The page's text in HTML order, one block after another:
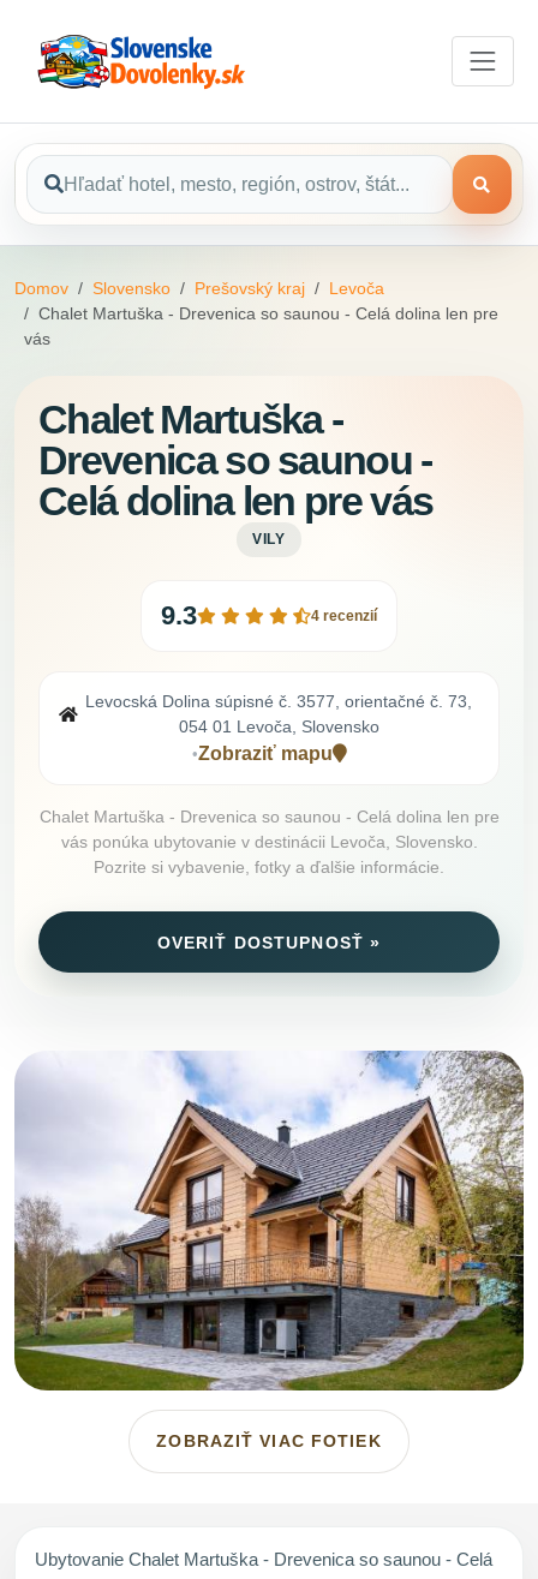
Domov Slovensko Prešovský kraj
Levoča
Chalet Martuška - Drevenica so saunou - Celá dolina len pre
vás
Chalet Martuška -
Drevenica so saunou -
Celá dolina len pre vás
VILY
9.3 4 recenzií
Levocská Dolina súpisné č. 3577, orientačné č. 73,
054 01 Levoča, Slovensko
•Zobraziť mapu
Chalet Martuška - Drevenica so saunou - Celá dolina len pre
vás ponúka ubytovanie v destinácii Levoča, Slovensko.
Pozrite si vybavenie, fotky a ďalšie informácie.
OVERIŤ DOSTUPNOSŤ »
ZOBRAZIŤ VIAC FOTIEK
Ubytovanie Chalet Martuška - Drevenica so saunou - Celá